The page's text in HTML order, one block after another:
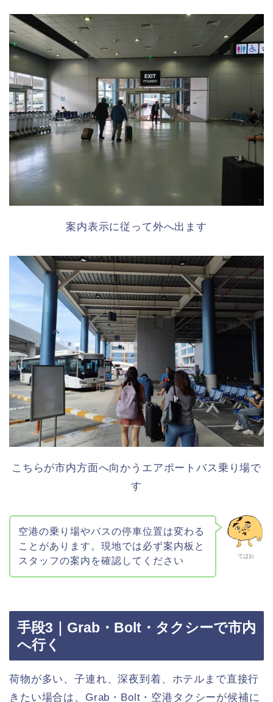
案内表示に従って外へ出ます
こちらが市内方面へ向かうエアポートバス乗り場で
す
てばお
空港の乗り場やバスの停車位置は変わる
ことがあります。現地では必ず案内板と
スタッフの案内を確認してください
手段3｜Grab・Bolt・タクシーで市内
へ行く
荷物が多い、子連れ、深夜到着、ホテルまで直接行
きたい場合は、Grab・Bolt・空港タクシーが候補に